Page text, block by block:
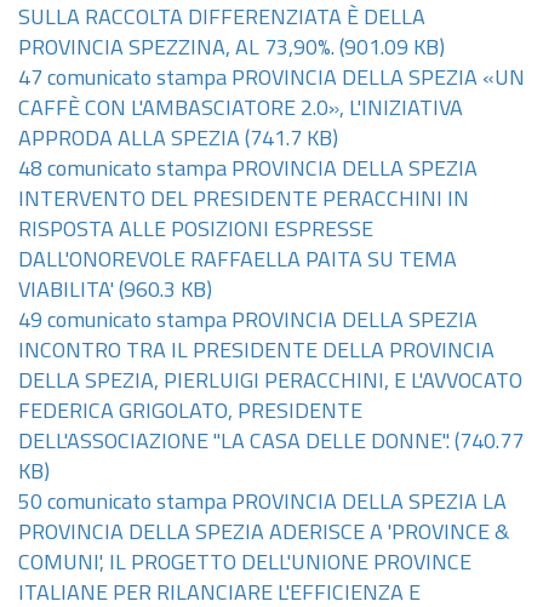
SULLA RACCOLTA DIFFERENZIATA È DELLA
PROVINCIA SPEZZINA, AL 73,90%. (901.09 KB)
47 comunicato stampa PROVINCIA DELLA SPEZIA «UN
CAFFÈ CON L'AMBASCIATORE 2.0», L'INIZIATIVA
APPRODA ALLA SPEZIA (741.7 KB)
48 comunicato stampa PROVINCIA DELLA SPEZIA
INTERVENTO DEL PRESIDENTE PERACCHINI IN
RISPOSTA ALLE POSIZIONI ESPRESSE
DALL'ONOREVOLE RAFFAELLA PAITA SU TEMA
VIABILITA' (960.3 KB)
49 comunicato stampa PROVINCIA DELLA SPEZIA
INCONTRO TRA IL PRESIDENTE DELLA PROVINCIA
DELLA SPEZIA, PIERLUIGI PERACCHINI, E L'AVVOCATO
FEDERICA GRIGOLATO, PRESIDENTE
DELL'ASSOCIAZIONE "LA CASA DELLE DONNE". (740.77
KB)
50 comunicato stampa PROVINCIA DELLA SPEZIA LA
PROVINCIA DELLA SPEZIA ADERISCE A 'PROVINCE &
COMUNI', IL PROGETTO DELL'UNIONE PROVINCE
ITALIANE PER RILANCIARE L'EFFICIENZA E